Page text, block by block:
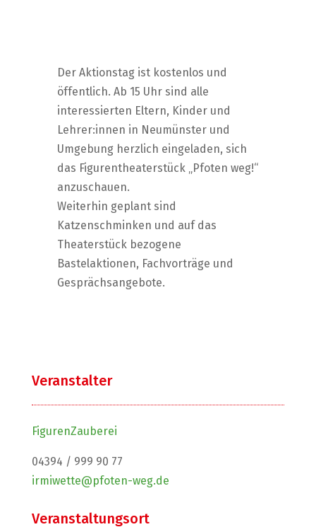
Der Aktionstag ist kostenlos und
öffentlich. Ab 15 Uhr sind alle
interessierten Eltern, Kinder und
Lehrer:innen in Neumünster und
Umgebung herzlich eingeladen, sich
das Figurentheaterstück „Pfoten weg!“
anzuschauen.
Weiterhin geplant sind
Katzenschminken und auf das
Theaterstück bezogene
Bastelaktionen, Fachvorträge und
Gesprächsangebote.
Veranstalter
FigurenZauberei
04394 / 999 90 77
irmiwette@pfoten-weg.de
Veranstaltungsort